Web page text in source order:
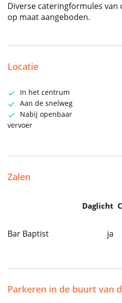
Diverse cateringformules
op maat aangeboden.
Locatie
In het centrum
Aan de snelweg
Nabij openbaar
vervoer
Zalen
Daglicht
Bar Baptist ja
Parkeren in de buurt van